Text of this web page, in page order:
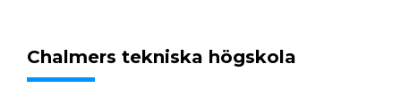
Chalmers tekniska högskola